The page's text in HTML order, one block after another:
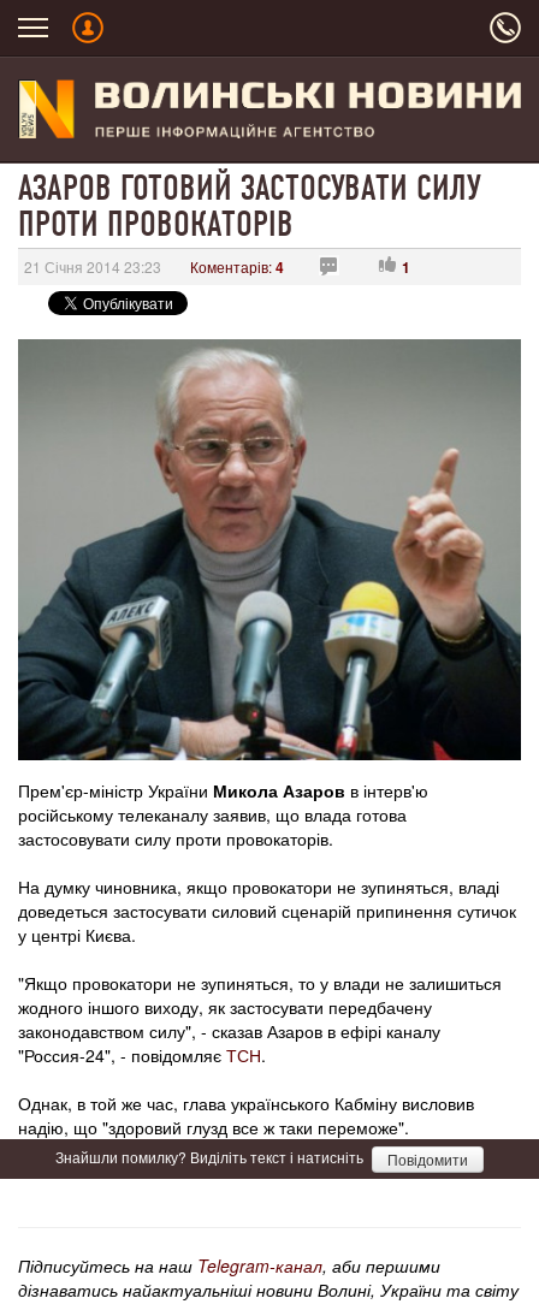
АЗАРОВ ГОТОВИЙ ЗАСТОСУВАТИ СИЛУ
ПРОТИ ПРОВОКАТОРІВ
21 Січня 2014 23:23 Коментарів:4 1
Прем'єр-міністр України Микола Азаров в інтерв'ю
російському телеканалу заявив, що влада готова
застосовувати силу проти провокаторів.
На думку чиновника, якщо провокатори не зупиняться, владі
доведеться застосувати силовий сценарій припинення сутичок
у центрі Києва.
"Якщо провокатори не зупиняться, то у влади не залишиться
жодного іншого виходу, як застосувати передбачену
законодавством силу", - сказав Азаров в ефірі каналу
"Россия-24", - повідомляє ТСН.
Однак, в той же час, глава українського Кабміну висловив
надію, що "здоровий глузд все ж таки переможе".
Знайшли помилку? Виділіть текст і натисніть Повідомити
Підписуйтесь на наш Telegram-канал, аби першими
дізнаватись найактуальніші новини Волині, України та світу